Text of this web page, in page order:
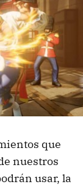
que
nuestros
usar, la